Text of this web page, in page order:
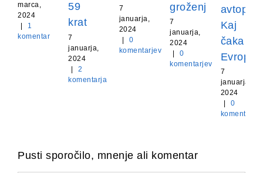
marca,
2024
1
komentar
59
krat
7
januarja,
2024
2
komentarja
7
januarja,
2024
0
komentarjev
groženj
7
januarja,
2024
0
komentarjev
Kaj
čaka
Evropo?
7
januarja,
2024
0
komentarjev
Pusti sporočilo, mnenje ali komentar